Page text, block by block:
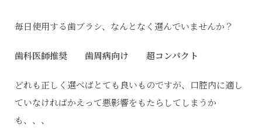
毎日使用する歯ブラシ、なんとなく選んでいませんか？
歯科医師推奨 歯周病向け 超コンパクト
どれも正しく選べばとても良いものですが、口腔内に適し
ていなければかえって悪影響をもたらしてしまうか
も、、、